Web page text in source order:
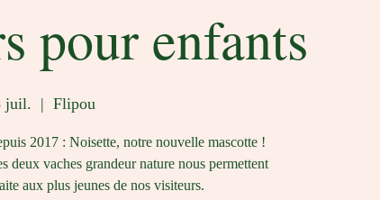
pour enfants
juil.
  |
Flipou
2017 : Noisette, notre nouvelle mascotte !
deux vaches grandeur nature nous permettent
aux plus jeunes de nos visiteurs.